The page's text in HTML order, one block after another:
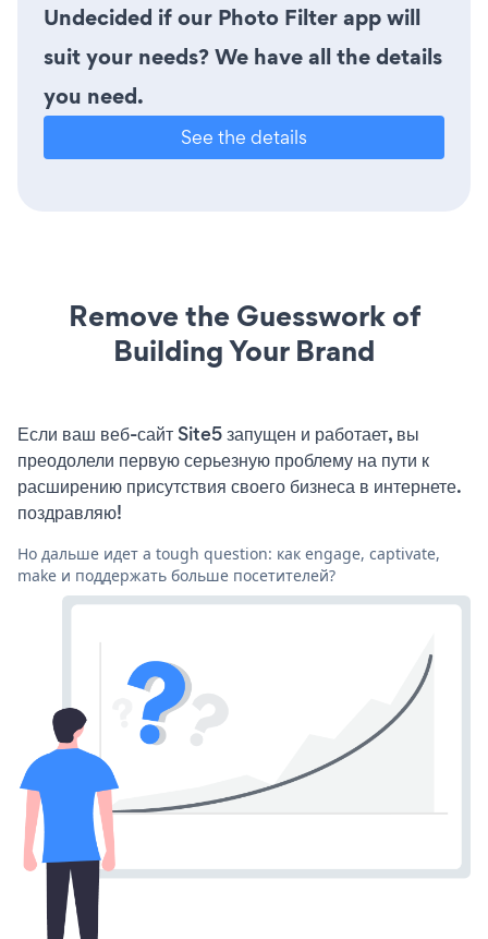
Undecided if our Photo Filter app will
suit your needs? We have all the details
you need.
See the details
Remove the Guesswork of
Building Your Brand
Если ваш веб-сайт Site5 запущен и работает, вы
преодолели первую серьезную проблему на пути к
расширению присутствия своего бизнеса в интернете.
поздравляю!
Но дальше идет a tough question: как engage, captivate,
make и поддержать больше посетителей?